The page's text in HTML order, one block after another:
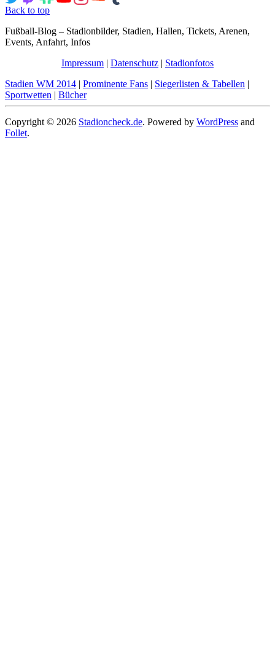
Back to top
Fußball-Blog – Stadionbilder, Stadien, Hallen, Tickets, Arenen,
Events, Anfahrt, Infos
Impressum | Datenschutz | Stadionfotos
Stadien WM 2014 | Prominente Fans | Siegerlisten & Tabellen |
Sportwetten | Bücher
Copyright © 2026 Stadioncheck.de. Powered by WordPress and
Follet.